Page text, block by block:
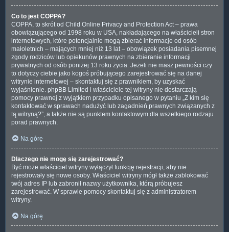
Co to jest COPPA?
COPPA, to skrót od Child Online Privacy and Protection Act – prawa
obowiązującego od 1998 roku w USA, nakładającego na właścicieli stron
internetowych, które potencjalnie mogą zbierać informacje od osób
małoletnich – mających mniej niż 13 lat – obowiązek posiadania pisemnej
zgody rodziców lub opiekunów prawnych na zbieranie informacji
prywatnych od osób poniżej 13 roku życia. Jeżeli nie masz pewności czy
to dotyczy ciebie jako kogoś próbującego zarejestrować się na danej
witrynie internetowej – skontaktuj się z prawnikiem, by uzyskać
wyjaśnienie. phpBB Limited i właściciele tej witryny nie dostarczają
pomocy prawnej z wyjątkiem przypadku opisanego w pytaniu „Z kim się
kontaktować w sprawach nadużyć lub zagadnień prawnych związanych z
tą witryną?”, a także nie są punktem kontaktowym dla wszelkiego rodzaju
porad prawnych.
Na górę
Dlaczego nie mogę się zarejestrować?
Być może właściciel witryny wyłączył funkcję rejestracji, aby nie
rejestrowały się nowe osoby. Właściciel witryny mógł także zablokować
twój adres IP lub zabronił nazwy użytkownika, którą próbujesz
zarejestrować. W sprawie pomocy skontaktuj się z administratorem
witryny.
Na górę